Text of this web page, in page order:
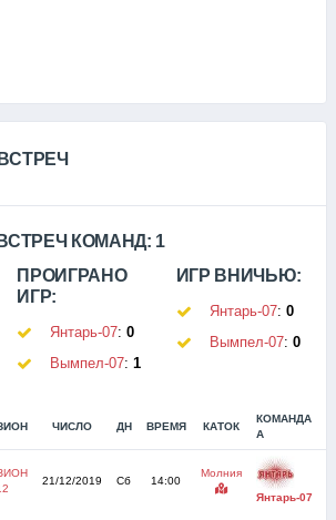
КОМАНД: 1
ПРОИГРАНО
ИГР:
Янтарь-07:0
Вымпел-07:1
ИГР ВНИЧЬЮ:
Янтарь-07: 0
Вымпел-07: 0
ЧИСЛО ДН ВРЕМЯ КАТОК
КОМАНДА
А
21/12/2019 Сб 14:00
Молния
Янтарь-07